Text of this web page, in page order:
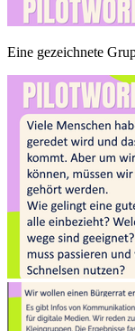
Eine gezeichnete